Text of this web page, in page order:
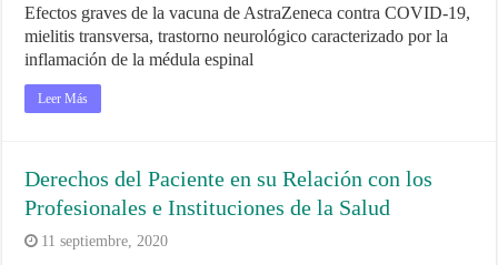
Efectos graves de la vacuna de AstraZeneca contra COVID-19,
mielitis transversa, trastorno neurológico caracterizado por la
inflamación de la médula espinal
Leer Más
Derechos del Paciente en su Relación con los
Profesionales e Instituciones de la Salud
11 septiembre, 2020